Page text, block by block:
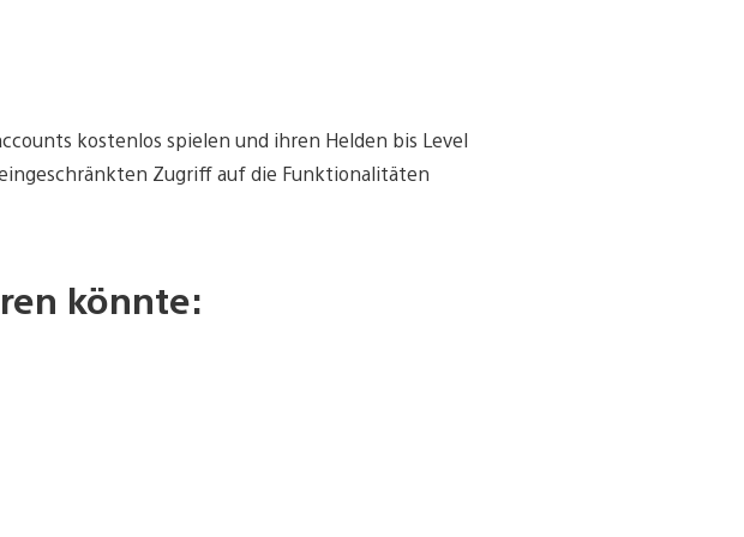
kostenlos spielen und ihren Helden bis Level
Zugriff auf die Funktionalitäten
könnte: